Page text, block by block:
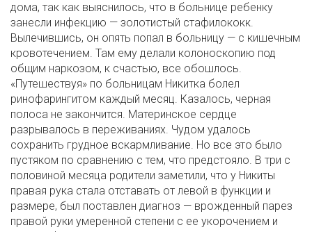
дома, так как выяснилось, что в больнице ребенку
занесли инфекцию — золотистый стафилококк.
Вылечившись, он опять попал в больницу — с кишечным
кровотечением. Там ему делали колоноскопию под
общим наркозом, к счастью, все обошлось.
«Путешествуя» по больницам Никитка болел
ринофарингитом каждый месяц. Казалось, черная
полоса не закончится. Материнское сердце
разрывалось в переживаниях. Чудом удалось
сохранить грудное вскармливание. Но все это было
пустяком по сравнению с тем, что предстояло. В три с
половиной месяца родители заметили, что у Никиты
правая рука стала отставать от левой в функции и
размере, был поставлен диагноз — врожденный парез
правой руки умеренной степени с ее укорочением и